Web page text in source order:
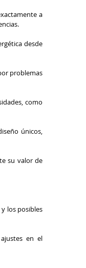
a
desde
problemas
como
únicos,
su valor de
los posibles
en el